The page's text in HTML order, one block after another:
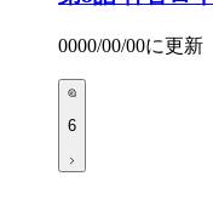
0000/00/00に更新
6